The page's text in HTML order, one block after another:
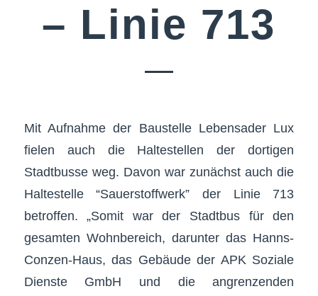
– Linie 713
Mit Aufnahme der Baustelle Lebensader Lux
fielen auch die Haltestellen der dortigen
Stadtbusse weg. Davon war zunächst auch die
Haltestelle “Sauerstoffwerk” der Linie 713
betroffen. „Somit war der Stadtbus für den
gesamten Wohnbereich, darunter das Hanns-
Conzen-Haus, das Gebäude der APK Soziale
Dienste GmbH und die angrenzenden